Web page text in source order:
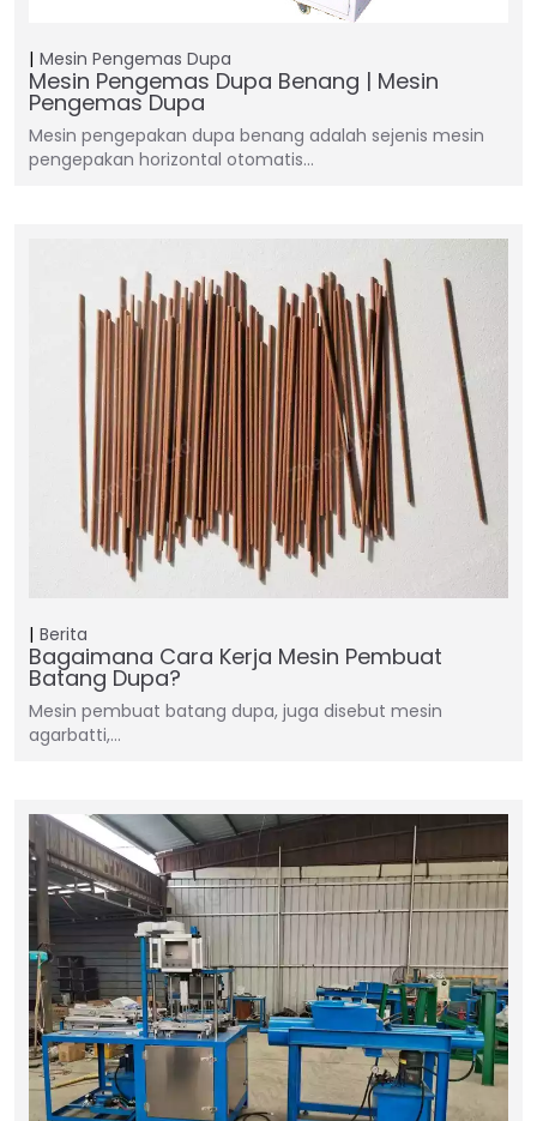
Mesin Pengemas Dupa
Mesin Pengemas Dupa Benang | Mesin
Pengemas Dupa
Mesin pengepakan dupa benang adalah sejenis mesin
pengepakan horizontal otomatis…
Berita
Bagaimana Cara Kerja Mesin Pembuat
Batang Dupa?
Mesin pembuat batang dupa, juga disebut mesin
agarbatti,…